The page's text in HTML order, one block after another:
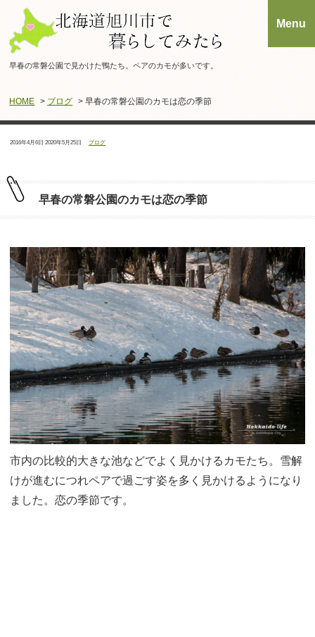
早春の常磐公園で見かけた鴨たち。ペアのカモが多いです。
HOME > ブログ > 早春の常磐公園のカモは恋の季節
投
2016年4月6日 最
2020年5月25日
カ
テ
ブログ
早春の常磐公園のカモは恋の季節
市内の比較的大きな池などでよく見かけるカモたち。雪解
けが進むにつれペアで過ごす姿を多く見かけるようになり
ました。恋の季節です。